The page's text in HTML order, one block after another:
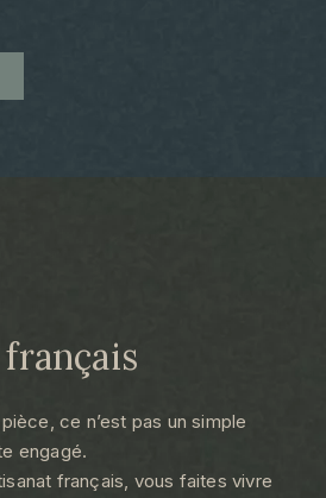
ce n’est pas un simple
engagé.
français, vous faites vivre